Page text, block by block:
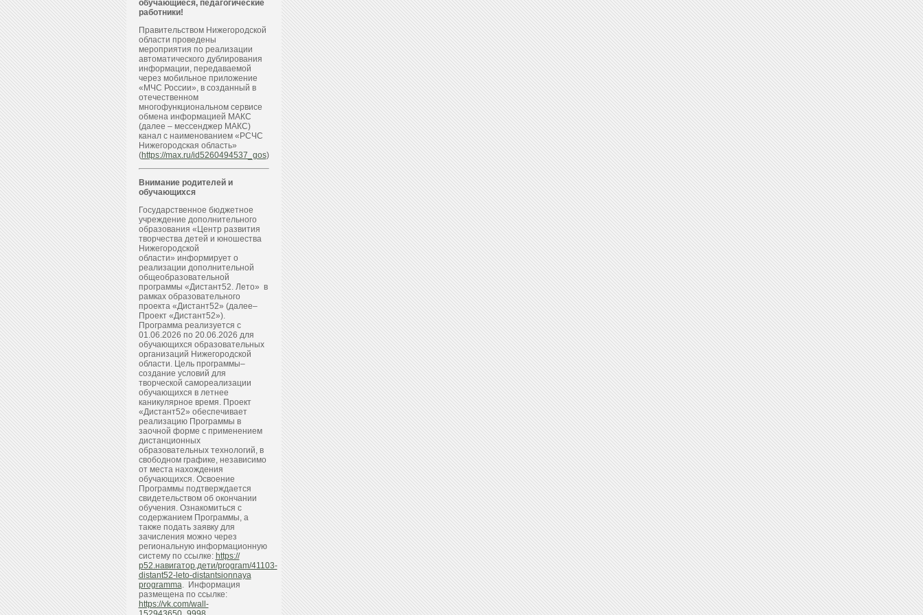
обучающиеся, педагогические
работники!
Правительством Нижегородской
области проведены
мероприятия по реализации
автоматического дублирования
информации, передаваемой
через мобильное приложение
«МЧС России», в созданный в
отечественном
многофункциональном сервисе
обмена информацией МАКС
(далее – мессенджер МАКС)
канал с наименованием «РСЧС
Нижегородская область»
(https://max.ru/id5260494537_gos)
Внимание родителей и
обучающихся
Государственное бюджетное
учреждение дополнительного
образования «Центр развития
творчества детей и юношества
Нижегородской
области» информирует о
реализации дополнительной
общеобразовательной
программы «Дистант52. Лето» в
рамках образовательного
проекта «Дистант52» (далее–
Проект «Дистант52»).
Программа реализуется с
01.06.2026 по 20.06.2026 для
обучающихся образовательных
организаций Нижегородской
области. Цель программы–
создание условий для
творческой самореализации
обучающихся в летнее
каникулярное время. Проект
«Дистант52» обеспечивает
реализацию Программы в
заочной форме с применением
дистанционных
образовательных технологий, в
свободном графике, независимо
от места нахождения
обучающихся. Освоение
Программы подтверждается
свидетельством об окончании
обучения. Ознакомиться с
содержанием Программы, а
также подать заявку для
зачисления можно через
региональную информационную
систему по ссылке: https://
р52.навигатор.дети/program/41103-
distant52-leto-distantsionnaya
programma. Информация
размещена по ссылке:
https://vk.com/wall-